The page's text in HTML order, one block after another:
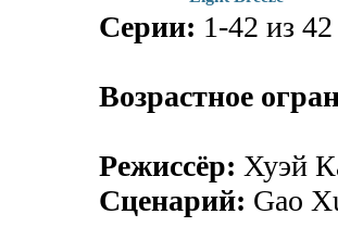
Серии: 1-42 из
Возрастное
Режиссёр: Хуэй
Сценарий: Gao